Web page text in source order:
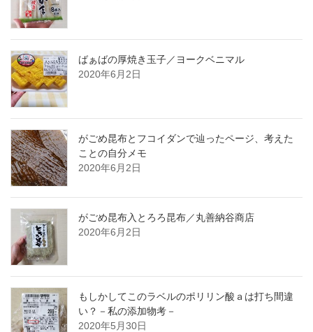
ばぁばの厚焼き玉子／ヨークベニマル
2020年6月2日
がごめ昆布とフコイダンで辿ったページ、考えた
ことの自分メモ
2020年6月2日
がごめ昆布入とろろ昆布／丸善納谷商店
2020年6月2日
もしかしてこのラベルのポリリン酸ａは打ち間違
い？－私の添加物考－
2020年5月30日